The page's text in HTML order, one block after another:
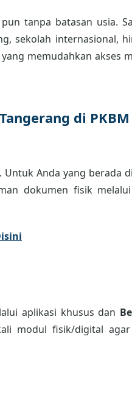
tanpa batasan usia.
sekolah internasional,
yang memudahkan akses
di PKBM
Anda yang berada
dokumen fisik
aplikasi khusus dan
modul fisik/digital